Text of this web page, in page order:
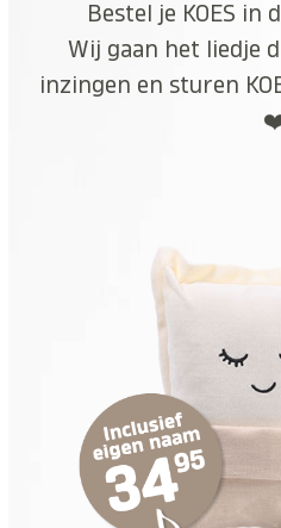
Bestel je KOES in
Wij gaan het liedje
inzingen en sturen